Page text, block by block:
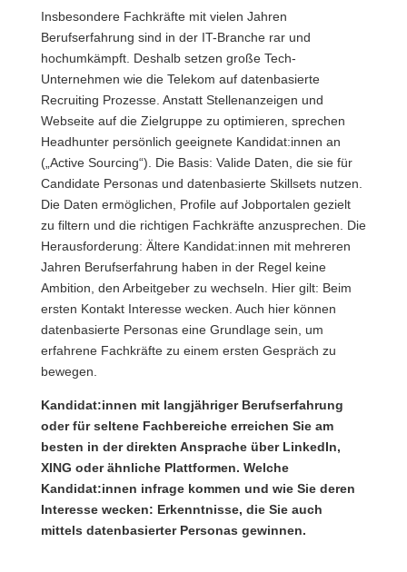
Insbesondere Fachkräfte mit vielen Jahren
Berufserfahrung sind in der IT-Branche rar und
hochumkämpft. Deshalb setzen große Tech-
Unternehmen wie die Telekom auf datenbasierte
Recruiting Prozesse. Anstatt Stellenanzeigen und
Webseite auf die Zielgruppe zu optimieren, sprechen
Headhunter persönlich geeignete Kandidat:innen an
(„Active Sourcing“). Die Basis: Valide Daten, die sie für
Candidate Personas und datenbasierte Skillsets nutzen.
Die Daten ermöglichen, Profile auf Jobportalen gezielt
zu filtern und die richtigen Fachkräfte anzusprechen. Die
Herausforderung: Ältere Kandidat:innen mit mehreren
Jahren Berufserfahrung haben in der Regel keine
Ambition, den Arbeitgeber zu wechseln. Hier gilt: Beim
ersten Kontakt Interesse wecken. Auch hier können
datenbasierte Personas eine Grundlage sein, um
erfahrene Fachkräfte zu einem ersten Gespräch zu
bewegen.
Kandidat:innen mit langjähriger Berufserfahrung
oder für seltene Fachbereiche erreichen Sie am
besten in der direkten Ansprache über LinkedIn,
XING oder ähnliche Plattformen. Welche
Kandidat:innen infrage kommen und wie Sie deren
Interesse wecken: Erkenntnisse, die Sie auch
mittels datenbasierter Personas gewinnen.